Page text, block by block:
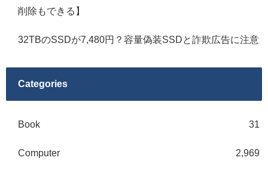
削除もできる】
32TBのSSDが7,480円？容量偽装SSDと詐欺広告に注意
Categories
Book 31
Computer 2,969